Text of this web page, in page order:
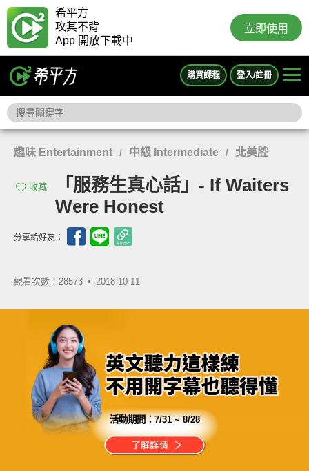
希平方
攻其不背
App 開放下載中
立即使用
購買課程 登入/註冊
趣味 Entertainment / 中級 Intermediate / 北美腔
收藏
「服務生真心話」- If Waiters
Were Honest
分享給好友：
觀看次數：28573 • 2018-10-11
活動期間：7/31 ~ 8/28